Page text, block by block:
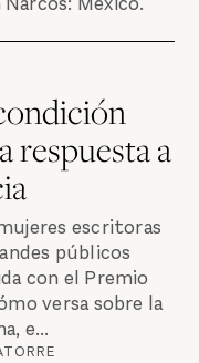
respuesta a
escritoras
públicos
con el Premio
versa sobre la
e...